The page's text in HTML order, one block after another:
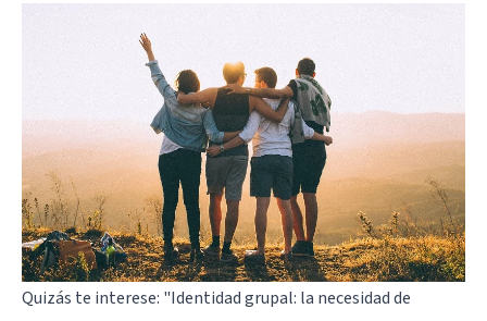
Quizás te interese: "Identidad grupal: la necesidad de